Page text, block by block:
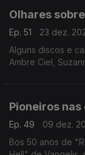
Olhares
Ep. 51
23 dez.
Alguns discos e
Ambre Ciel,
Pioneiros nas
Ep. 49
09 dez.
Bos 50 anos de